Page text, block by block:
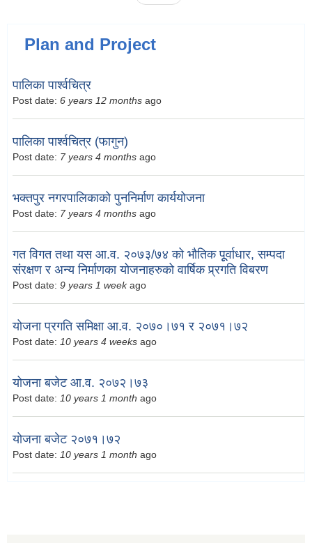
Plan and Project
पालिका पार्श्वचित्र
Post date: 6 years 12 months ago
पालिका पार्श्वचित्र (फागुन)
Post date: 7 years 4 months ago
भक्तपुर नगरपालिकाको पुननिर्माण कार्ययोजना
Post date: 7 years 4 months ago
गत विगत तथा यस आ.व. २०७३/७४ को भौतिक पूूर्वाधार, सम्पदा
संरक्षण र अन्य निर्माणका योजनाहरुको वार्षिक प्र्रगति विबरण
Post date: 9 years 1 weekago
योजना प्रगति समिक्षा आ.व. २०७०।७१ र २०७१।७२
Post date: 10 years 4 weeks ago
योजना बजेट आ.व. २०७२।७३
Post date: 10 years 1 month ago
योजना बजेट २०७१।७२
Post date: 10 years 1 month ago